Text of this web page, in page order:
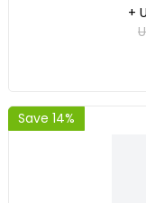
+
Save 14%